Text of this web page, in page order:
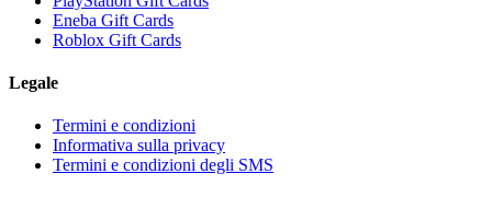
Eneba Gift Cards
Roblox Gift Cards
Legale
Termini e condizioni
Informativa sulla privacy
Termini e condizioni degli SMS